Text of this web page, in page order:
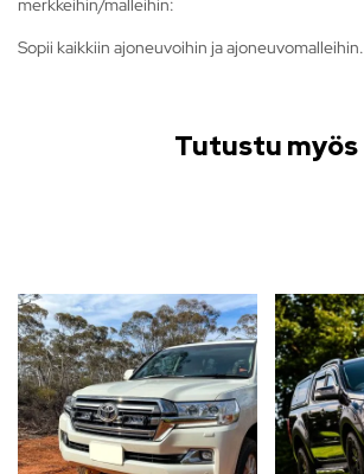
merkkeihin/malleihin:
Sopii kaikkiin ajoneuvoihin ja ajoneuvomalleihin.
Tutustu myös